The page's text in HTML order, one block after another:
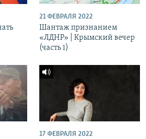
21 ФЕВРАЛЯ 2022
Шантаж признанием
«ЛДНР» | Крымский вечер
(часть 1)
17 ФЕВРАЛЯ 2022